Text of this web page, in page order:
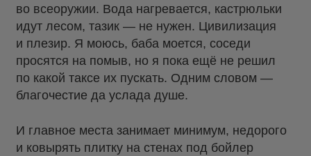
во всеоружии. Вода нагревается, кастрюльки
идут лесом, тазик — не нужен. Цивилизация
и плезир. Я моюсь, баба моется, соседи
просятся на помыв, но я пока ещё не решил
по какой таксе их пускать. Одним словом —
благочестие да услада душе.
И главное места занимает минимум, недорого
и ковырять плитку на стенах под бойлер